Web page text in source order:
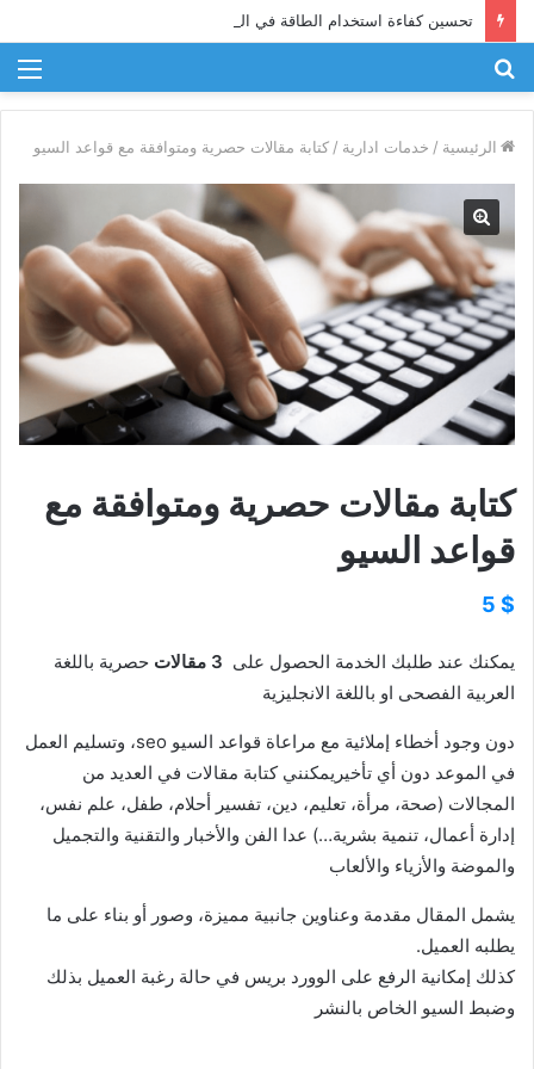
تحسين كفاءة استخدام الطاقة في الصناعة
الرئيسية / خدمات ادارية / كتابة مقالات حصرية ومتوافقة مع قواعد السيو
كتابة مقالات حصرية ومتوافقة مع
قواعد السيو
5 $
يمكنك عند طلبك الخدمة الحصول على 3 مقالات
حصرية باللغة
العربية الفصحى او باللغة الانجليزية
دون وجود أخطاء إملائية مع مراعاة قواعد السيو seo، وتسليم العمل
في الموعد دون أي تأخيريمكنني كتابة مقالات في العديد من
المجالات (صحة، مرأة، تعليم، دين، تفسير أحلام، طفل، علم نفس،
إدارة أعمال، تنمية بشرية…) عدا الفن والأخبار والتقنية والتجميل
والموضة والأزياء والألعاب
يشمل المقال مقدمة وعناوين جانبية مميزة، وصور أو بناء على ما
يطلبه العميل.
كذلك إمكانية الرفع على الوورد بريس في حالة رغبة العميل بذلك
وضبط السيو الخاص بالنشر